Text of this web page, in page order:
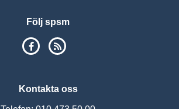
Följ spsm
SPSM på Facebook
Kontakta oss